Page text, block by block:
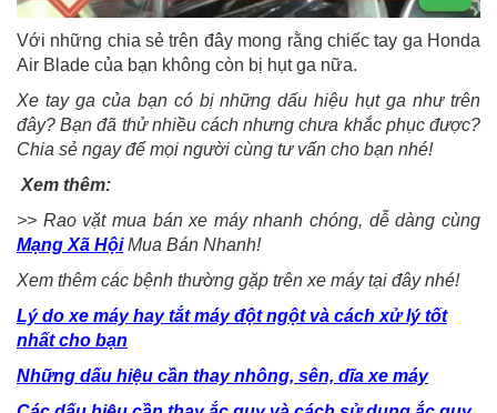
Với những chia sẻ trên đây mong rằng chiếc tay ga Honda
Air Blade của bạn không còn bị hụt ga nữa.
Xe tay ga của bạn có bị những dấu hiệu hụt ga như trên
đây? Bạn đã thử nhiều cách nhưng chưa khắc phục được?
Chia sẻ ngay để mọi người cùng tư vấn cho bạn nhé!
Xem thêm:
>> Rao vặt mua bán xe máy nhanh chóng, dễ dàng cùng
Mạng Xã Hội Mua Bán Nhanh!
Xem thêm các bệnh thường gặp trên xe máy tại đây nhé!
Lý do xe máy hay tắt máy đột ngột và cách xử lý tốt
nhất cho bạn
Những dấu hiệu cần thay nhông, sên, dĩa xe máy